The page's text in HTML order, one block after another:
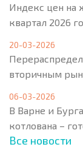
Индекс цен на
квартал 2026
20-03-2026
вторичным
06-03-2026
В Варне и
котлована –
Все новости